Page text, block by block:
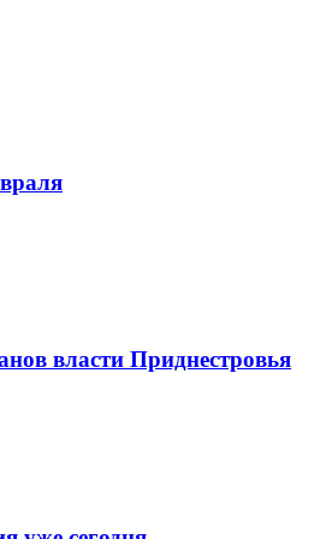
власти Приднестровья